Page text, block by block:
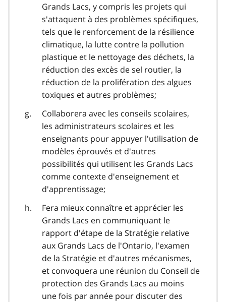
Grands Lacs, y compris les projets qui
s'attaquent à des problèmes spécifiques,
tels que le renforcement de la résilience
climatique, la lutte contre la pollution
plastique et le nettoyage des déchets, la
réduction des excès de sel routier, la
réduction de la prolifération des algues
toxiques et autres problèmes;
Collaborera avec les conseils scolaires,
les administrateurs scolaires et les
enseignants pour appuyer l'utilisation de
modèles éprouvés et d'autres
possibilités qui utilisent les Grands Lacs
comme contexte d'enseignement et
d'apprentissage;
Fera mieux connaître et apprécier les
Grands Lacs en communiquant le
rapport d'étape de la Stratégie relative
aux Grands Lacs de l'Ontario, l'examen
de la Stratégie et d'autres mécanismes,
et convoquera une réunion du Conseil de
protection des Grands Lacs au moins
une fois par année pour discuter des